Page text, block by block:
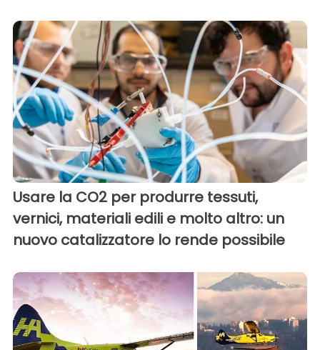
Usare la CO2 per produrre tessuti,
vernici, materiali edili e molto altro: un
nuovo catalizzatore lo rende possibile